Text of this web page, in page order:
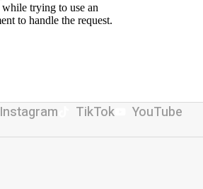
Instagram TikTok YouTube